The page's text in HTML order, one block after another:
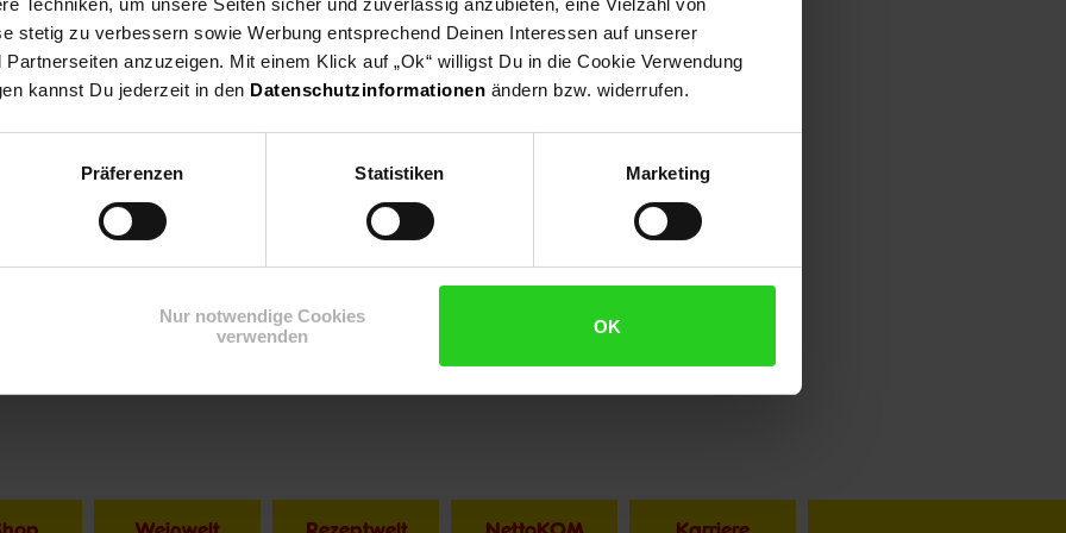
Techniken, um unsere Seiten sicher und zuverlässig anzubieten, eine Vielzahl von
stetig zu verbessern sowie Werbung entsprechend Deinen Interessen auf unserer
anzuzeigen. Mit einem Klick auf „Ok“ willigst Du in die Cookie Verwendung
kannst Du jederzeit in den Datenschutzinformationen ändern bzw. widerrufen.
Präferenzen Statistiken Marketing
Nur notwendige Cookies
verwenden
OK